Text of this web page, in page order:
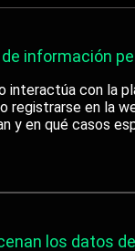
de información
interactúa con la
registrarse en la
y en qué casos
los datos